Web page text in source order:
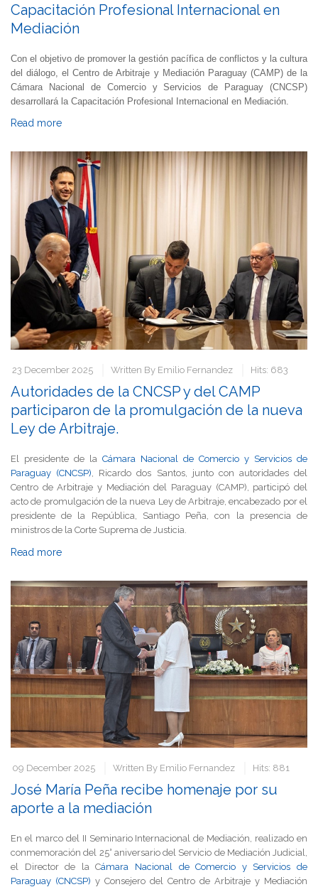
Capacitación Profesional Internacional en
Mediación
Con el objetivo de promover la gestión pacífica de conflictos y la cultura
del diálogo, el Centro de Arbitraje y Mediación Paraguay (CAMP) de la
Cámara Nacional de Comercio y Servicios de Paraguay (CNCSP)
desarrollará la Capacitación Profesional Internacional en Mediación.
Read more
23 December 2025 Written By Emilio Fernandez Hits: 683
Autoridades de la CNCSP y del CAMP
participaron de la promulgación de la nueva
Ley de Arbitraje.
El presidente de la Cámara Nacional de Comercio y Servicios de
Paraguay (CNCSP), Ricardo dos Santos, junto con autoridades del
Centro de Arbitraje y Mediación del Paraguay (CAMP), participó del
acto de promulgación de la nueva Ley de Arbitraje, encabezado por el
presidente de la República, Santiago Peña, con la presencia de
ministros de la Corte Suprema de Justicia.
Read more
09 December 2025 Written By Emilio Fernandez Hits: 881
José María Peña recibe homenaje por su
aporte a la mediación
En el marco del II Seminario Internacional de Mediación, realizado en
conmemoración del 25° aniversario del Servicio de Mediación Judicial,
el Director de la Cámara Nacional de Comercio y Servicios de
Paraguay (CNCSP) y Consejero del Centro de Arbitraje y Mediación